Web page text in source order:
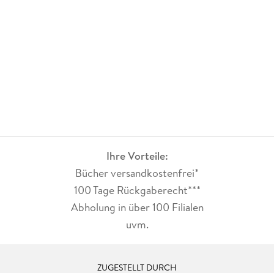
Ihre Vorteile:
Bücher versandkostenfrei*
100 Tage Rückgaberecht***
Abholung in über 100 Filialen
uvm.
ZUGESTELLT DURCH